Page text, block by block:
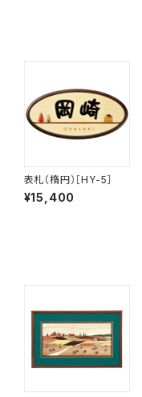
表札（楕円）［HY-5］
¥15,400